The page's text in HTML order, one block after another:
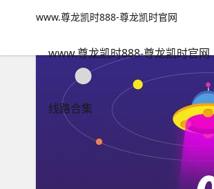
www.尊龙凯时888-尊龙凯时官网
www.尊龙凯时888-尊龙凯时官网
线路合集
www.尊龙凯时888-尊龙凯时官网